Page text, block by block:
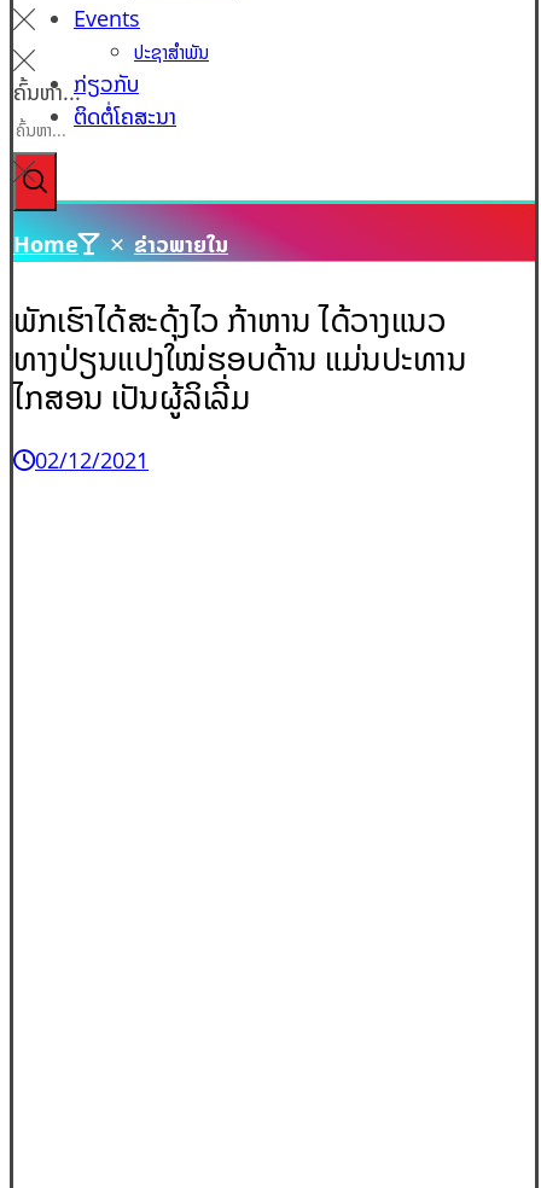
ຄົ້ນຫາ...
Events
ປະຊາສຳພັນ
ກ່ຽວກັບ
ຕິດຕໍ່ໂຄສະນາ
Home ຂ່າວພາຍໃນ
ພັກເຮົາໄດ້ສະດຸ້ງໄວ ກ້າຫານ ໄດ້ວາງແນວ
ທາງປ່ຽນແປງໃໝ່ຮອບດ້ານ ແມ່ນປະທານ
ໄກສອນ ເປັນຜູ້ລິເລີ່ມ
02/12/2021